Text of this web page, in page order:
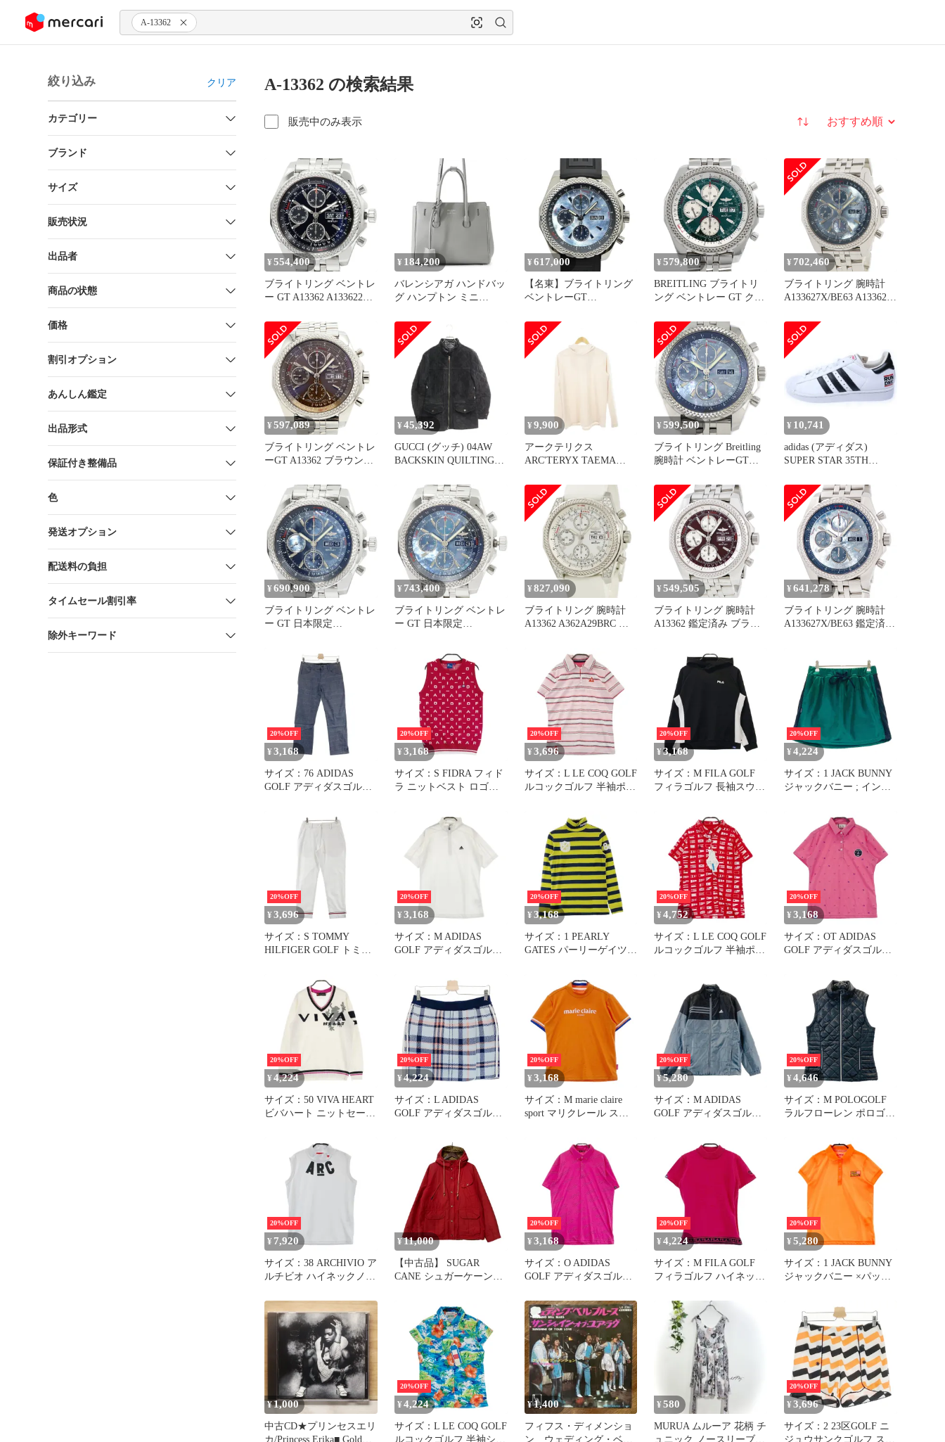
ツにスキップ A-13362
絞り込み クリア
カテゴリー
ブランド
サイズ
販売状況
出品者
商品の状態
価格
割引オプション
あんしん鑑定
出品形式
保証付き整備品
色
発送オプション
配送料の負担
タイムセール割引率
除外キーワード
A-13362 の検索結果
販売中のみ表示 並び替え
¥ 554,400
ブライトリング ベントレ
ー GT A13362 A1336224
¥ 184,200
バレンシアガ ハンドバッ
グ ハンプトン ミニ
2wayショルダーバッグ
¥ 617,000
【名東】ブライトリング
ベントレーGT
本限定 ラバー 自動巻き
メンズ 腕時計【仕上げ
済】
¥ 579,800
BREITLING ブライトリ
ング ベントレー GT クロ
A362L03SP 100m防水 デ
イデイト 緑 グリーン SS
ステンレス メンズ 自動
巻き【自社保証6ヶ月】
【腕時計】【中古】
¥ 702,460
ブライトリング 腕時計
A133627X/BE63 A13362
¥ 597,089
ブライトリング ベントレ
ーGT A13362 ブラウン文
¥ 45,392
GUCCI (グッチ) 04AW
BACKSKIN QUILTING
FORD バックスキン キル
ティングレザージャケッ
ト 133620 XC053 ブラッ
ク
¥ 9,900
アークテリクス
ARC'TERYX TAEMA
ィー カットソー 長袖 サ
ムループ ストレッチ ア
ウトドア L ピンク 28472
133628 /AH8 ■GY18
¥ 599,500
ブライトリング Breitling
腕時計 ベントレーGT
A133627X/BE63 デイデイ
ト クロノグラフ スモー
ルセコンド 夜光インデッ
クス 夜光針 ブルーシェ
ル文字盤 SS 自動巻き
【箱・保付き】 【中古】
¥ 10,741
adidas (アディダス)
SUPER STAR 35TH
35周年記念 ミュージック
ローカットスニーカーシ
ューズ ホワイト
US8/26cm 133627
¥ 690,900
ブライトリング ベントレ
ー GT 日本限定
¥ 743,400
ブライトリング ベントレ
ー GT 日本限定
¥ 827,090
ブライトリング 腕時計
A13362 A362A29BRC 鑑
¥ 549,505
ブライトリング 腕時計
A13362 鑑定済み ブラン
¥ 641,278
ブライトリング 腕時計
A133627X/BE63 鑑定済み
20%OFF
¥ 3,168
サイズ：76 ADIDAS
GOLF アディダスゴルフ
[240101336285] ゴルフウ
ェア メンズ ストスト
20%OFF
¥ 3,168
サイズ：S FIDRA フィド
ラ ニットベスト ロゴ総
ェア レディース ストス
20%OFF
¥ 3,696
サイズ：L LE COQ GOLF
ルコックゴルフ 半袖ポロ
ルフウェア レディース
ストスト
20%OFF
¥ 3,168
サイズ：M FILA GOLF
フィラゴルフ 長袖スウェ
ェア レディース ストス
20%OFF
¥4,224
サイズ：1 JACK BUNNY
ジャックバニー ; インナ
ウェア レディース スト
スト
20%OFF
¥ 3,696
サイズ：S TOMMY
HILFIGER GOLF トミー
[240101336299] ゴルフウ
ェア レディース ストス
20%OFF
¥ 3,168
サイズ：M ADIDAS
GOLF アディダスゴルフ
[240101336282]# ゴルフ
ウェア メンズ ストスト
20%OFF
¥ 3,168
サイズ：1 PEARLY
GATES パーリーゲイツ
[240101336245]# ゴルフ
ウェア レディース スト
スト
20%OFF
¥ 4,752
サイズ：L LE COQ GOLF
ルコックゴルフ 半袖ポロ
ウェア レディース スト
20%OFF
¥ 3,168
サイズ：OT ADIDAS
GOLF アディダスゴルフ
ウェア メンズ ストスト
20%OFF
¥ 4,224
サイズ：50 VIVA HEART
ビバハート ニットセータ
ェア メンズ ストスト
20%OFF
¥4,224
サイズ：L ADIDAS
GOLF アディダスゴルフ
[240101336207]# ゴルフ
ウェア レディース スト
20%OFF
¥ 3,168
サイズ：M marie claire
sport マリクレール スポ
[240101336230]# ゴルフ
ウェア レディース スト
スト
20%OFF
¥5,280
サイズ：M ADIDAS
GOLF アディダスゴルフ
ウェア メンズ ストスト
20%OFF
¥ 4,646
サイズ：M POLOGOLF
ラルフローレン ポロゴル
ゴルフウェア レディース
ストスト
20%OFF
¥ 7,920
サイズ：38 ARCHIVIO ア
ルチビオ ハイネックノー
ト系 [240101336297]# ゴ
ルフウェア レディース
ストスト
¥11,000
【中古品】 SUGAR
CANE シュガーケーン
MOUNTAIN PARKA ナイ
ロン コットン パディン
グ マウンテン パーカー
アウター 【145-260615-
cs-02-izu】
20%OFF
¥ 3,168
サイズ：O ADIDAS
GOLF アディダスゴルフ
ンク系 [240101336265]#
ゴルフウェア メンズ ス
トスト
20%OFF
¥ 4,224
サイズ：M FILA GOLF
フィラゴルフ ハイネック
ク系 [240101336224] ゴル
フウェア レディース ス
トスト
20%OFF
¥ 5,280
サイズ：1 JACK BUNNY
ジャックバニー ×パック
[240101336218] ゴルフウ
ェア レディース ストス
¥1,000
中古CD★プリンセスエリ
カ/Princess Erika■ Gold
20%OFF
¥ 4,224
サイズ：L LE COQ GOLF
ルコックゴルフ 半袖シャ
¥1,400
フィフス・ディメンショ
ン ウェディング・ベ
¥580
MURUA ムルーア 花柄 チ
ュニック ノースリーブ
20%OFF
¥ 3,696
サイズ：2 23区GOLF ニ
ジュウサンクゴルフ スト